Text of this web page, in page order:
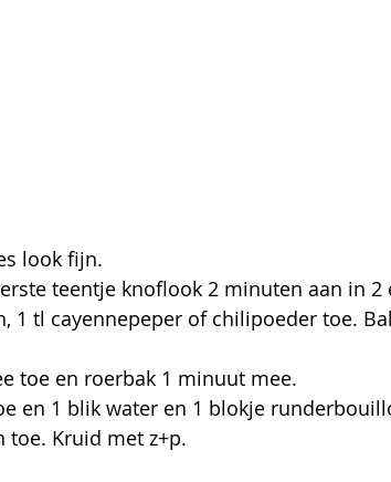
look fijn.
teentje knoflook 2 minuten aan in 2
1 tl cayennepeper of chilipoeder toe.
toe en roerbak 1 minuut mee.
en 1 blik water en 1 blokje
toe. Kruid met z+p.